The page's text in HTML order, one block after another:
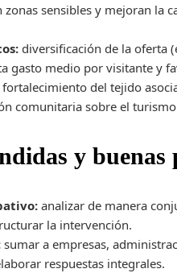
zonas sensibles y mejoran la
diversificación de la oferta
gasto medio por visitante y
fortalecimiento del tejido
comunitaria sobre el
y buenas
analizar de manera
la intervención.
sumar a empresas,
respuestas integrales.